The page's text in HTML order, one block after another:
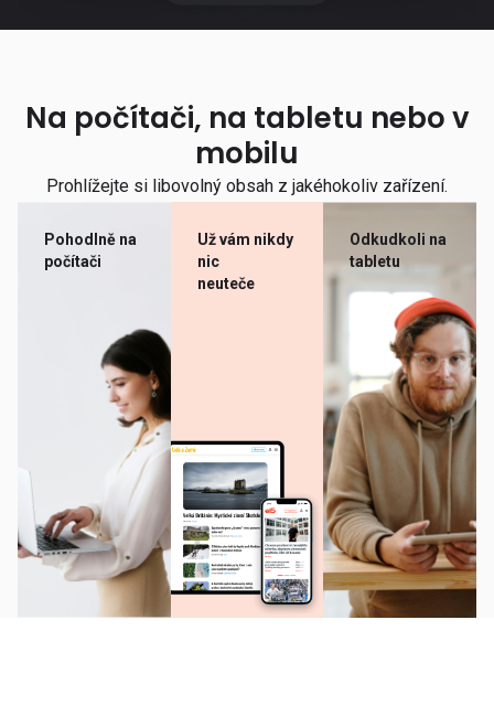
Na počítači, na tabletu nebo v
mobilu
Prohlížejte si libovolný obsah z jakéhokoliv zařízení.
Pohodlně na
počítači
Už vám nikdy
nic
neuteče
Odkudkoli na
tabletu